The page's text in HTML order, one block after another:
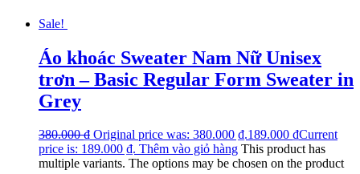
Sale!
Áo khoác Sweater Nam Nữ Unisex
trơn – Basic Regular Form Sweater in
Grey
380.000₫ Original price was: 380.000 ₫.189.000 ₫Current
price is: 189.000 ₫. Thêm vào giỏ hàng This product has
multiple variants. The options may be chosen on the product